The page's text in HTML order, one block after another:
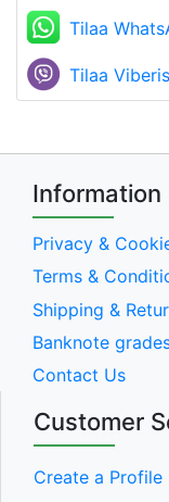
Tilaa
Tilaa
Information
Privacy &
Terms &
Shipping &
Banknote
Contact Us
Customer
Create a Profile